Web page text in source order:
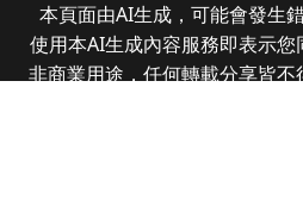
本頁面由AI生成，可能會發生
使用本AI生成內容服務即表示
非商業用途，任何轉載分享皆